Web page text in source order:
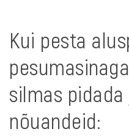
Kui pesta
silmas
nõuandeid: